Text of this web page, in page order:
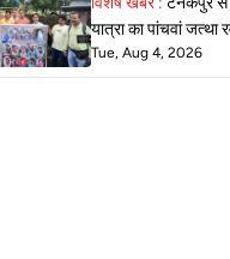
यात्रा का पांचवां जत्था
अगस्त को होगी वापसी
Tue, Aug 4, 2026